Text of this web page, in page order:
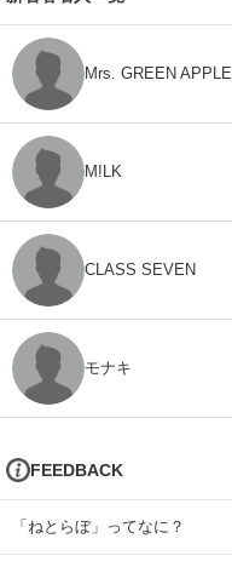
Mrs. GREEN APPLE
M!LK
CLASS SEVEN
モナキ
FEEDBACK
「ねとらぼ」ってなに？